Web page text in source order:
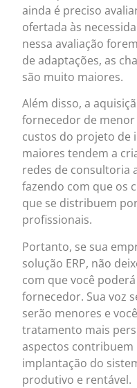
ainda é preciso
ofertada às
nessa avaliação
de adaptações, as
são muito maiores.
Além disso, a
fornecedor de
custos do projeto de
maiores tendem a
redes de consultoria
fazendo com que os
que se distribuem
profissionais.
Portanto, se sua
solução ERP, não
com que você
fornecedor. Sua voz
serão menores e
tratamento mais
aspectos
implantação do
produtivo e rentável.